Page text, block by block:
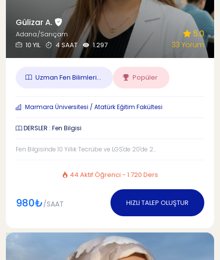
Gülizar A.
Adana/Sarıçam
10 YIL
4 SAAT 1.297
5.0
33 Yorum
Uzman Fen Bilimleri... Popüler
Marmara Üniversitesi / Atatürk Eğitim Fakültesi
DERSLER : Fen Bilgisi
Fen Bilgisinde 10 Yıllık Tecrübe ve LGS'de 20'de 2...
44 Aktif Öğrenci - 1.720 Ders
980₺/SAAT HIZLI TALEP OLUŞTUR